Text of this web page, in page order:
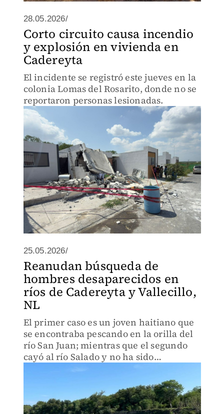
28.05.2026/
Corto circuito causa incendio
y explosión en vivienda en
Cadereyta
El incidente se registró este jueves en la
colonia Lomas del Rosarito, donde no se
reportaron personas lesionadas.
25.05.2026/
Reanudan búsqueda de
hombres desaparecidos en
ríos de Cadereyta y Vallecillo,
NL
El primer caso es un joven haitiano que
se encontraba pescando en la orilla del
río San Juan; mientras que el segundo
cayó al río Salado y no ha sido
visualizado.